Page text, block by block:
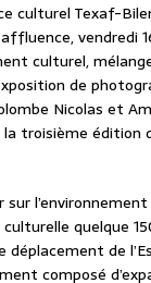
culturel Texaf-
vendredi
culturel,
de
Nicolas et
troisième édition
quelque
de
composé